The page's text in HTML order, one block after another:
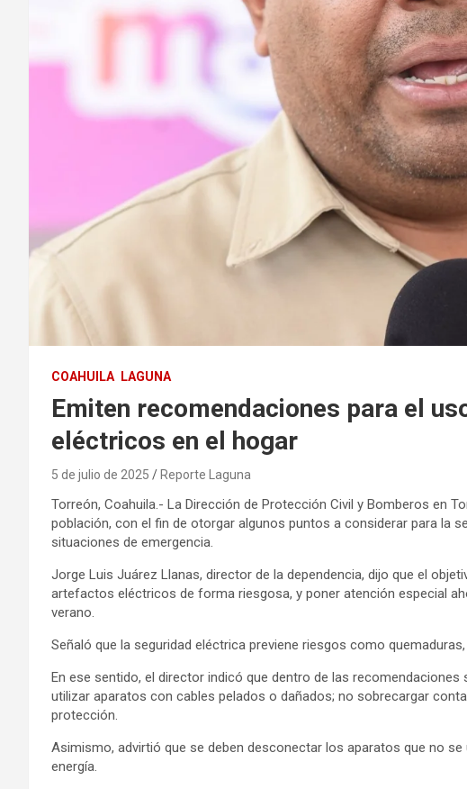
COAHUILA LAGUNA
Emiten recomendaciones para el
eléctricos en el hogar
5 de julio de 2025 Reporte Laguna
Torreón, Coahuila.- La Dirección de Protección Civil y Bomberos en
población, con el fin de otorgar algunos puntos a considerar para la
situaciones de emergencia.
Jorge Luis Juárez Llanas, director de la dependencia, dijo que el
artefactos eléctricos de forma riesgosa, y poner atención especial
verano.
Señaló que la seguridad eléctrica previene riesgos como
En ese sentido, el director indicó que dentro de las
utilizar aparatos con cables pelados o dañados; no sobrecargar
protección.
Asimismo, advirtió que se deben desconectar los aparatos que no
energía.